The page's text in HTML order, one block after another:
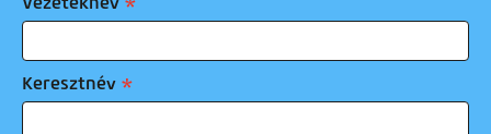
Keresztnév